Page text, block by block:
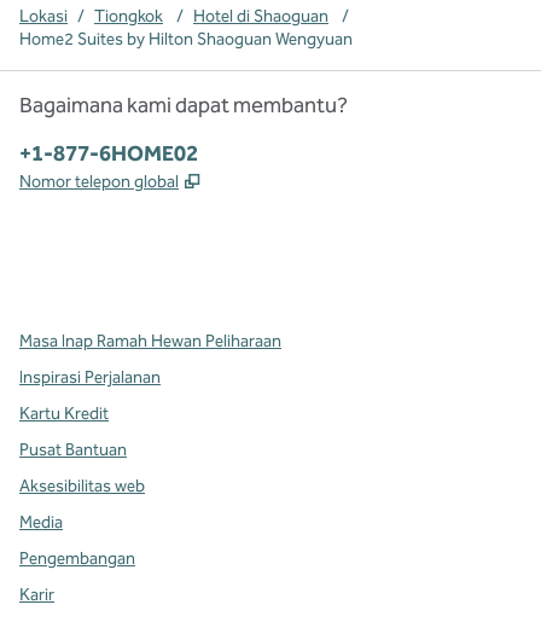
Lokasi / Tiongkok / Hotel di Shaoguan
/
Home2 Suites by Hilton Shaoguan Wengyuan
Bagaimana kami dapat membantu?
Telepon:
+1-877-6HOME02
Nomor telepon global ,
Masa Inap Ramah Hewan Peliharaan
Inspirasi Perjalanan
Kartu Kredit
Pusat Bantuan
Aksesibilitas web
Media
Pengembangan
Karir